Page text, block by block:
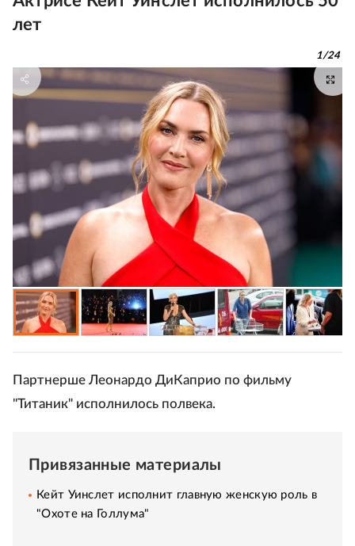
лет
1/24
Партнерше Леонардо ДиКаприо по фильму
"Титаник" исполнилось полвека.
Привязанные материалы
Кейт Уинслет исполнит главную женскую роль в
"Охоте на Голлума"